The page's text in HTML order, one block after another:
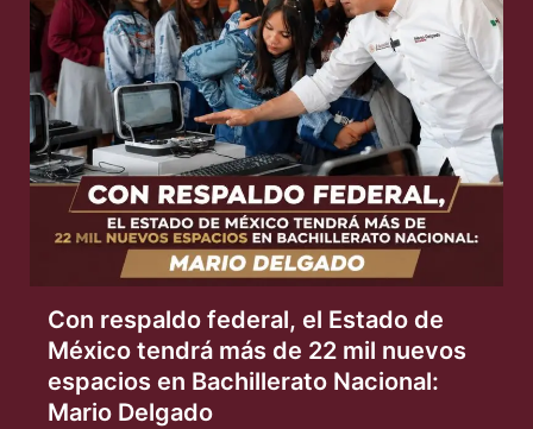
Con respaldo federal, el Estado de
México tendrá más de 22 mil nuevos
espacios en Bachillerato Nacional:
Mario Delgado